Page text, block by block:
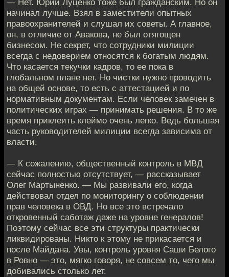
— Нет. Юрий Луценко тоже был гражданским. Но он
начинал лучше. Взял в заместители опытных
правоохранителей и слушал их советы. А главное,
он, в отличие от Авакова, не был отягощен
бизнесом. Не секрет, что сотрудники милиции
всегда с недоверием относятся к богатым людям.
Что касается текучки кадров, то ее пока в
глобальном плане нет. Но чистки нужно проводить
на общей основе, то есть с аттестацией и по
нормативным документам. Если человек замечен в
политических играх — принимать решения. В то же
время приклеить клеймо очень легко. Ведь большая
часть руководителей милиции всегда зависима от
власти.
— К сожалению, общественный контроль в МВД
сейчас полностью отсутствует, — рассказывает
Олег Мартыненко. — Мы развивали его, когда
действовал отдел по мониторингу о соблюдении
прав человека в ОВД. Но все это встречало
откровенный саботаж даже на уровне генералов!
Поэтому сейчас все эти структуры практически
ликвидированы. Никто к этому не прикасается и
после Майдана. Увы, контроль уровня Саши Белого
в Ровно — это, мягко говоря, не совсем то, чего мы
добивались столько лет.